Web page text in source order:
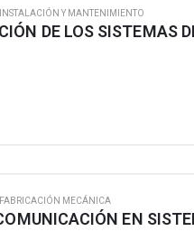
INSTALACIÓN Y MANTENIMIENTO
FABRICACIÓN MECÁNICA